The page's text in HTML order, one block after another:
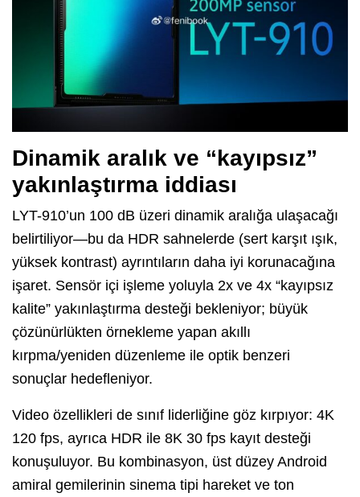
Dinamik aralık ve “kayıpsız”
yakınlaştırma iddiası
LYT-910’un 100 dB üzeri dinamik aralığa ulaşacağı
belirtiliyor—bu da HDR sahnelerde (sert karşıt ışık,
yüksek kontrast) ayrıntıların daha iyi korunacağına
işaret. Sensör içi işleme yoluyla 2x ve 4x “kayıpsız
kalite” yakınlaştırma desteği bekleniyor; büyük
çözünürlükten örnekleme yapan akıllı
kırpma/yeniden düzenleme ile optik benzeri
sonuçlar hedefleniyor.
Video özellikleri de sınıf liderliğine göz kırpıyor: 4K
120 fps, ayrıca HDR ile 8K 30 fps kayıt desteği
konuşuluyor. Bu kombinasyon, üst düzey Android
amiral gemilerinin sinema tipi hareket ve ton